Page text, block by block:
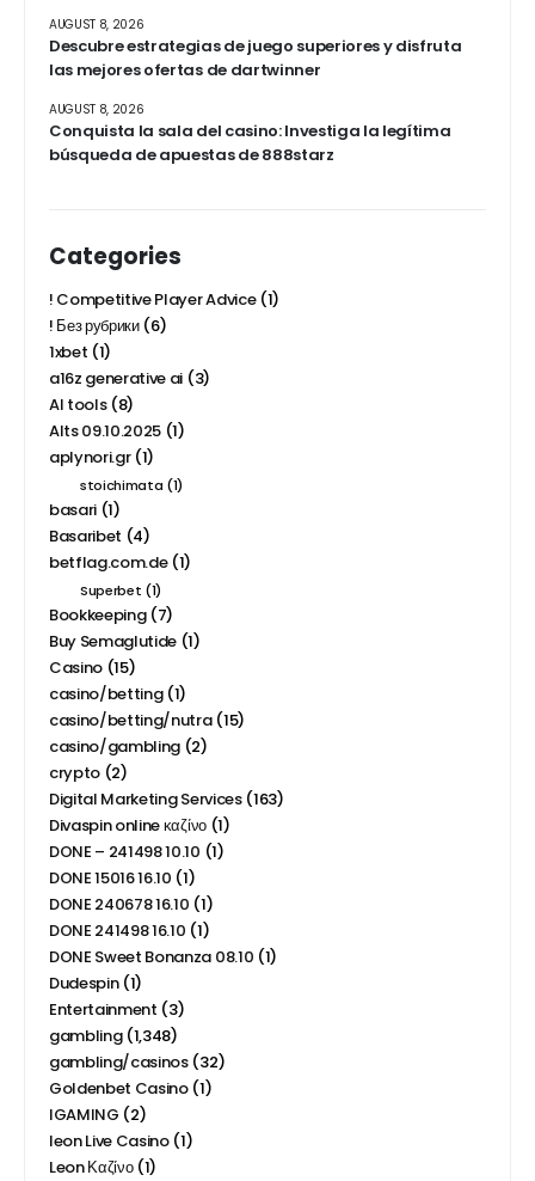
Descubre estrategias de juego superiores y disfruta
las mejores ofertas de dartwinner
AUGUST 8, 2026
Conquista la sala del casino: Investiga la legítima
búsqueda de apuestas de 888starz
AUGUST 8, 2026
Categories
! Competitive Player Advice(1)
! Без рубрики(6)
1xbet (1)
a16z generative ai (3)
AI tools(8)
Alts 09.10.2025 (1)
aplynori.gr(1)
stoichimata (1)
basari (1)
Basaribet (4)
betflag.com.de(1)
Superbet (1)
Bookkeeping(7)
Buy Semaglutide (1)
Casino (15)
casino/betting(1)
casino/betting/nutra(15)
casino/gambling (2)
crypto (2)
Digital Marketing Services(163)
Divaspin online καζίνο(1)
DONE – 241498 10.10 (1)
DONE 15016 16.10 (1)
DONE 240678 16.10 (1)
DONE 241498 16.10 (1)
DONE Sweet Bonanza 08.10 (1)
Dudespin(1)
Entertainment (3)
gambling(1,348)
gambling/casinos(32)
Goldenbet Casino(1)
IGAMING (2)
leon Live Casino(1)
Leon Καζίνο(1)